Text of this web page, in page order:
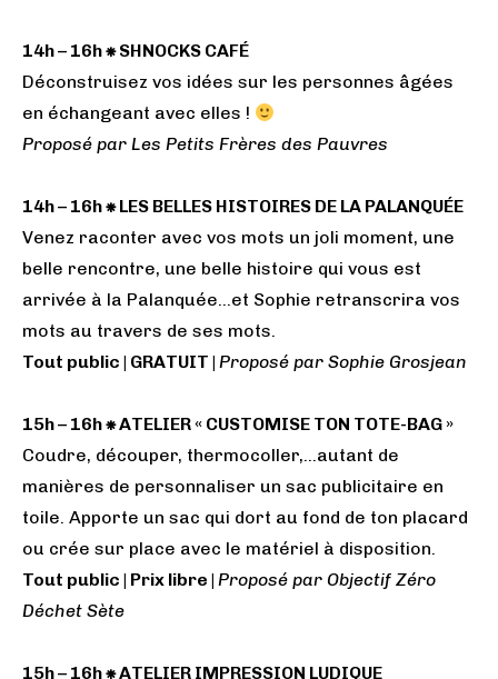
14h – 16h ⁕ SHNOCKS CAFÉ
Déconstruisez vos idées sur les personnes âgées
en échangeant avec elles !
Proposé par Les Petits Frères des Pauvres
14h – 16h ⁕ LES BELLES HISTOIRES DE LA PALANQUÉE
Venez raconter avec vos mots un joli moment, une
belle rencontre, une belle histoire qui vous est
arrivée à la Palanquée…et Sophie retranscrira vos
mots au travers de ses mots.
Tout public | GRATUIT | Proposé par Sophie Grosjean
15h – 16h ⁕ ATELIER « CUSTOMISE TON TOTE-BAG »
Coudre, découper, thermocoller,…autant de
manières de personnaliser un sac publicitaire en
toile. Apporte un sac qui dort au fond de ton placard
ou crée sur place avec le matériel à disposition.
Tout public | Prix libre | Proposé par Objectif Zéro
Déchet Sète
15h – 16h ⁕ ATELIER IMPRESSION LUDIQUE